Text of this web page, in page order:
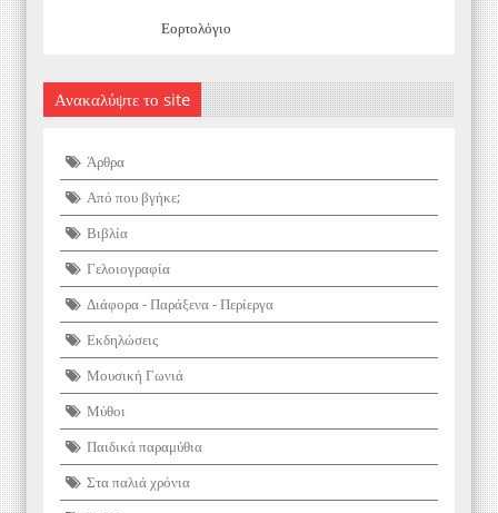
Εορτολόγιο
Ανακαλύψτε το site
Άρθρα
Από που βγήκε;
Βιβλία
Γελοιογραφία
Διάφορα - Παράξενα - Περίεργα
Εκδηλώσεις
Μουσική Γωνιά
Μύθοι
Παιδικά παραμύθια
Στα παλιά χρόνια